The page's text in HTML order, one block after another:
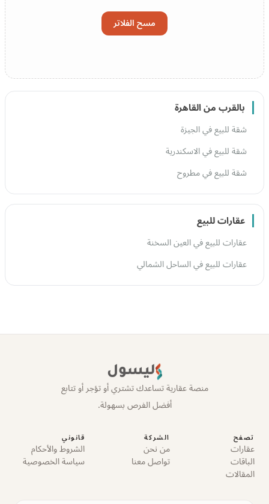
مسح الفلاتر
بالقرب من القاهرة
شقة للبيع في الجيزة
شقة للبيع في الاسكندرية
شقة للبيع في مطروح
عقارات للبيع
عقارات للبيع في العين السخنة
عقارات للبيع في الساحل الشمالي
ليسول
منصة عقارية تساعدك تشتري أو تؤجر أو تتابع
أفضل الفرص بسهولة.
تصفح
عقارات
الباقات
المقالات
الشركة
من نحن
تواصل معنا
قانوني
الشروط والأحكام
سياسة الخصوصية